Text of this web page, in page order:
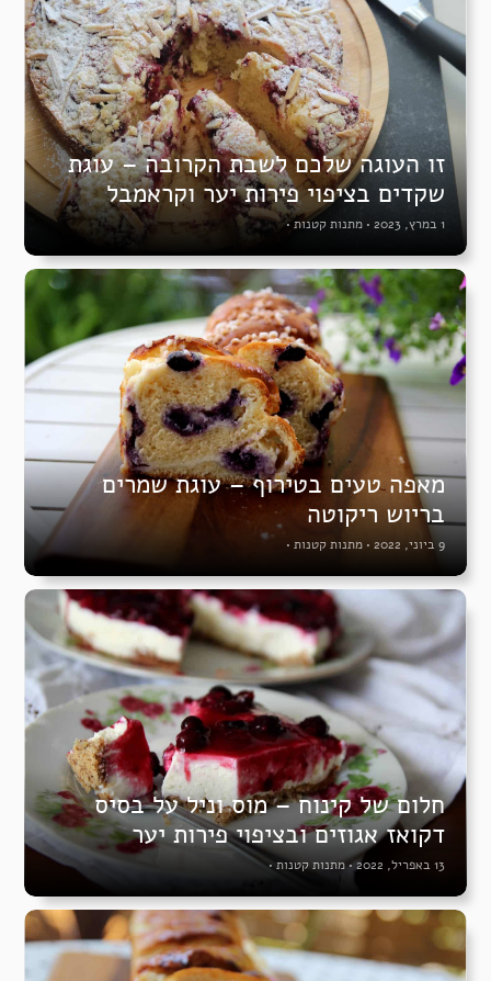
זו העוגה שלכם לשבת הקרובה – עוגת
שקדים בציפוי פירות יער וקראמבל
1 במרץ, 2023 • מתנות קטנות•
מאפה טעים בטירוף – עוגת שמרים
בריוש ריקוטה
9 ביוני, 2022 • מתנות קטנות •
חלום של קינוח – מוס וניל על בסיס
דקואז אגוזים ובציפוי פירות יער
13 באפריל, 2022 •מתנות קטנות •